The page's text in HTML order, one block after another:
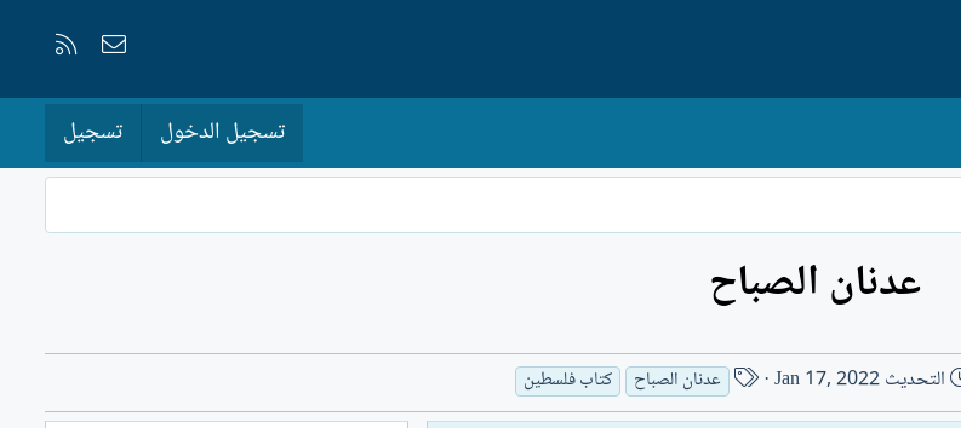
إتصل بنا
تسجيل الدخول تسجيل
عدنان الصباح
التحديث Jan 17, 2022
ا
س
عدنان الصباح كتاب فلسطين